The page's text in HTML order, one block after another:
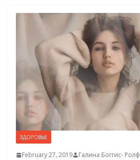
ЗДОРОВЬЕ
February 27, 2019 Галина Боггис- Ролф